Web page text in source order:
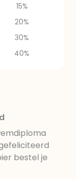
15%
20%
30%
40%
bestel je